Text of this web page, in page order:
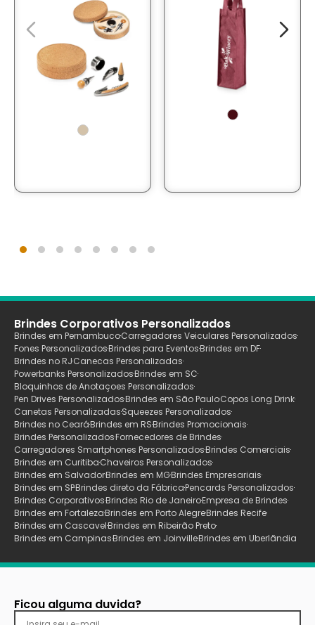
Brindes Corporativos Personalizados
Brindes em PernambucoCarregadores Veiculares Personalizados
Fones PersonalizadosBrindes para EventosBrindes em DF
Brindes no RJCanecas Personalizadas
Powerbanks PersonalizadosBrindes em SC
Bloquinhos de Anotaçoes Personalizados
Pen Drives PersonalizadosBrindes em São PauloCopos Long Drink
Canetas PersonalizadasSqueezes Personalizados
Brindes no CearáBrindes em RSBrindes Promocionais
Brindes PersonalizadosFornecedores de Brindes
Carregadores Smartphones PersonalizadosBrindes Comerciais
Brindes em CuritibaChaveiros Personalizados
Brindes em SalvadorBrindes em MGBrindes Empresariais
Brindes em SPBrindes direto da FábricaPencards Personalizados
Brindes CorporativosBrindes Rio de JaneiroEmpresa de Brindes
Brindes em FortalezaBrindes em Porto AlegreBrindes Recife
Brindes em CascavelBrindes em Ribeirão Preto
Brindes em CampinasBrindes em JoinvilleBrindes em Uberlãndia
Ficou alguma duvida?